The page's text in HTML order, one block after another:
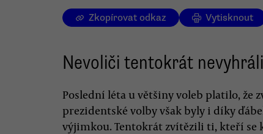
Zkopírovat odkaz Vytisknout
Nevoliči tentokrát nevyhráli
Poslední léta u většiny voleb platilo,
prezidentské volby však byly i díky
výjimkou. Tentokrát zvítězili ti, kteří